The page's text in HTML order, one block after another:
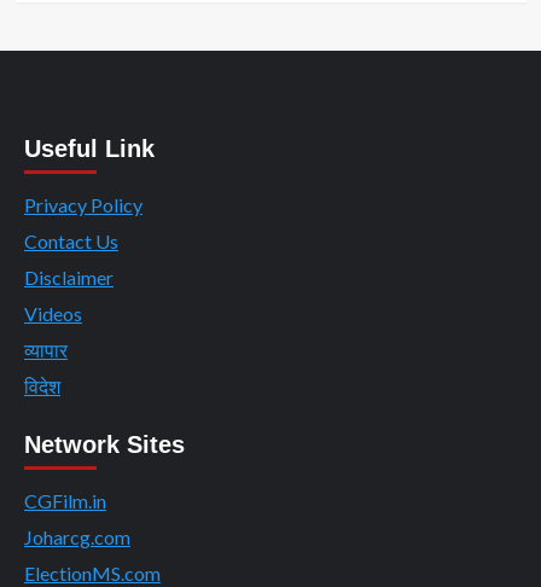
Useful Link
Privacy Policy
Contact Us
Disclaimer
Videos
व्यापार
विदेश
Network Sites
CGFilm.in
Joharcg.com
ElectionMS.com